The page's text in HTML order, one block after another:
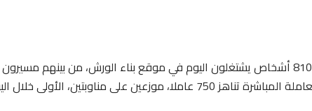
للاشارة 810 أشخاص يشتغلون اليوم في موقع بناء الورش، من بينهم
ومهندسون ومهندسون معماريون، و أن اليد العاملة المباشرة تناهز 750 عاملا، موزعين على مناوبتين، الأولى